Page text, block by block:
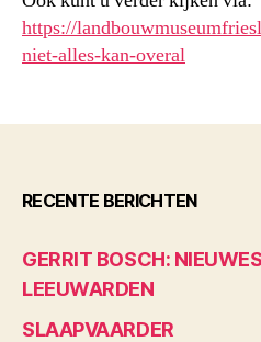
https://
niet-alles-kan-overal
RECENTE BERICHTEN
GERRIT BOSCH:
LEEUWARDEN
SLAAPVAARDER